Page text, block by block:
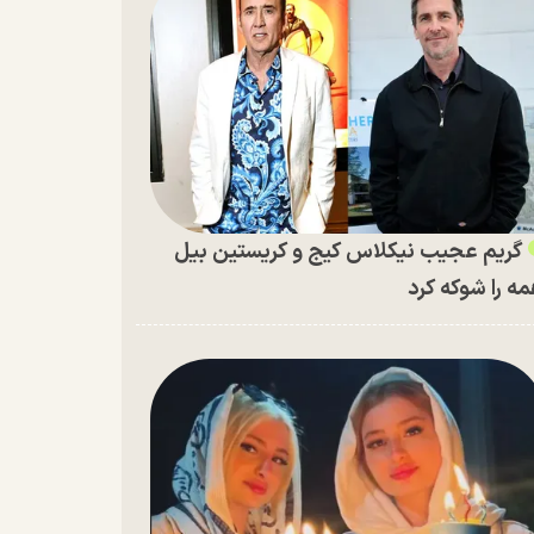
گریم عجیب نیکلاس کیج و کریستین بیل
را شوکه کرد